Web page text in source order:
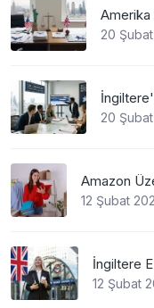
20
20
12 Şubat
12 Şubat